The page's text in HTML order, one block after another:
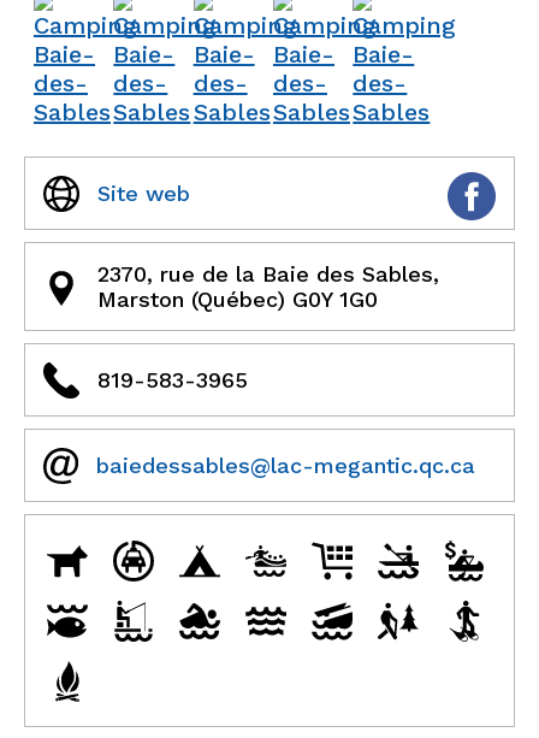
Site web
2370, rue de la Baie des Sables,
Marston (Québec) G0Y 1G0
819-583-3965
baiedessables@lac-megantic.qc.ca